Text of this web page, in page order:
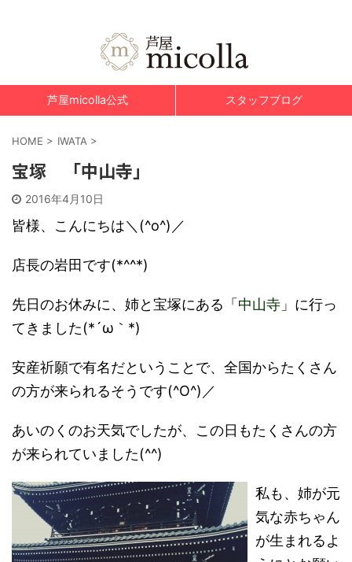
芦屋micolla公式 スタッフブログ
HOME > IWATA >
宝塚 「中山寺」
2016年4月10日
皆様、こんにちは＼(^o^)／
店長の岩田です(*^^*)
先日のお休みに、姉と宝塚にある「 中山寺 」に行っ
てきました(*´ω｀*)
安産祈願で有名だということで、全国からたくさん
の方が来られるそうです(^O^)／
あいのくのお天気でしたが、この日もたくさんの方
が来られていました(^^)
私も、姉が元
気な赤ちゃん
が生まれるよ